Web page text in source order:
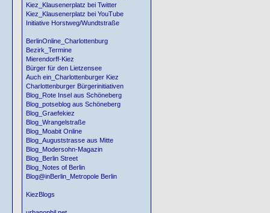
Kiez_Klausenerplatz bei Twitter
Kiez_Klausenerplatz bei YouTube
Initiative Horstweg/Wundtstraße
BerlinOnline_Charlottenburg
Bezirk_Termine
Mierendorff-Kiez
Bürger für den Lietzensee
Auch ein_Charlottenburger Kiez
Charlottenburger Bürgerinitiativen
Blog_Rote Insel aus Schöneberg
Blog_potseblog aus Schöneberg
Blog_Graefekiez
Blog_Wrangelstraße
Blog_Moabit Online
Blog_Auguststrasse aus Mitte
Blog_Modersohn-Magazin
Blog_Berlin Street
Blog_Notes of Berlin
Blog@inBerlin_Metropole Berlin
KiezBlogs